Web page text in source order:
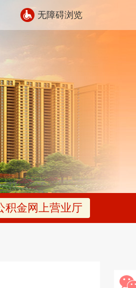
无障碍浏览
积金网上营业厅